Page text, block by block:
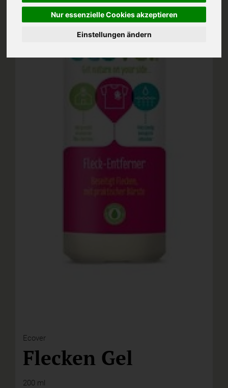
Nur essenzielle Cookies akzeptieren
Einstellungen ändern
Ecover
Flecken Gel
200 ml